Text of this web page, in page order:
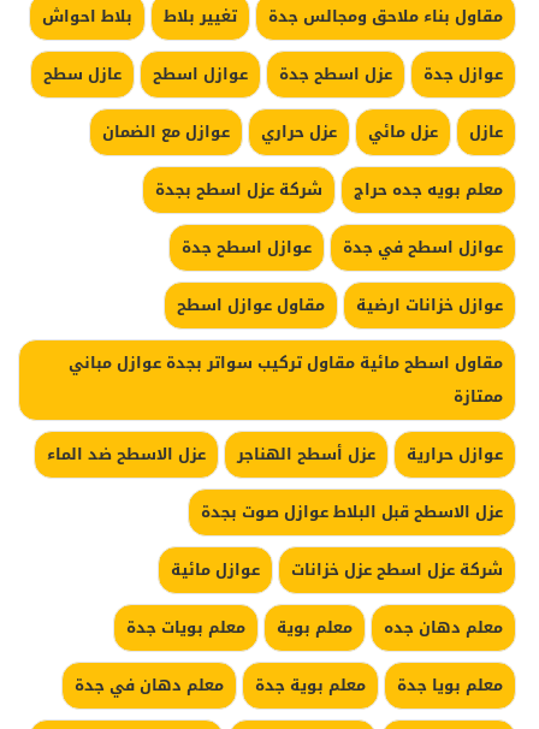
مقاول بناء ملاحق ومجالس جدة
تغيير بلاط
بلاط احواش
عوازل جدة
عزل اسطح جدة عوازل اسطح
عازل سطح
عازل
عزل مائي عزل حراري
عوازل مع الضمان
معلم بويه جده حراج
شركة عزل اسطح بجدة
عوازل اسطح في جدة
عوازل اسطح جدة
عوازل خزانات ارضية
مقاول عوازل اسطح
مقاول اسطح مائية مقاول تركيب سواتر بجدة عوازل مباني
ممتازة
عوازل حرارية
عزل أسطح الهناجر
عزل الاسطح ضد الماء
عزل الاسطح قبل البلاط عوازل صوت بجدة
شركة عزل اسطح عزل خزانات
عوازل مائية
معلم دهان جده
معلم بوية
معلم بويات جدة
معلم بويا جدة
معلم بوية جدة
معلم دهان في جدة